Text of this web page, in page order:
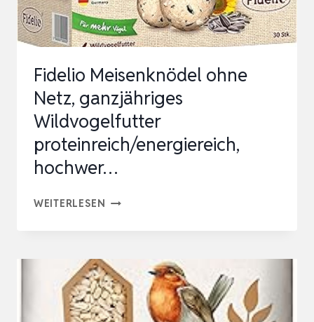
SNACK
FÜR
Fidelio Meisenknödel ohne
Netz, ganzjähriges
Wildvogelfutter
proteinreich/energiereich,
hochwer…
WEITERLESEN FIDELIO
NETZ,
GANZJÄHRIGES
WILDVOGELFUTTER